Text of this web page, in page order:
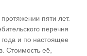
пяти лет.
перечня
и по настоящее
Стоимость её,